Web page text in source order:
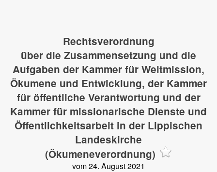
Rechtsverordnung
über die Zusammensetzung und die
Aufgaben der Kammer für Weltmission,
Ökumene und Entwicklung, der Kammer
für öffentliche Verantwortung und der
Kammer für missionarische Dienste und
Öffentlichkeitsarbeit in der Lippischen
Landeskirche
(Ökumeneverordnung)
vom 24. August 2021